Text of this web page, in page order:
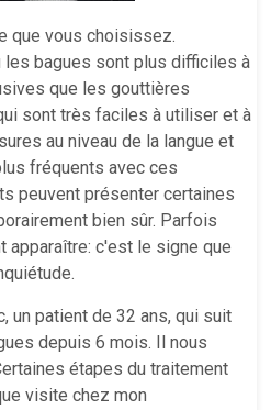
que vous choisissez.
les bagues sont plus difficiles à
que les gouttières
sont très faciles à utiliser et à
au niveau de la langue et
fréquents avec ces
peuvent présenter certaines
bien sûr. Parfois
apparaître: c'est le signe que
un patient de 32 ans, qui suit
depuis 6 mois. Il nous
étapes du traitement
visite chez mon